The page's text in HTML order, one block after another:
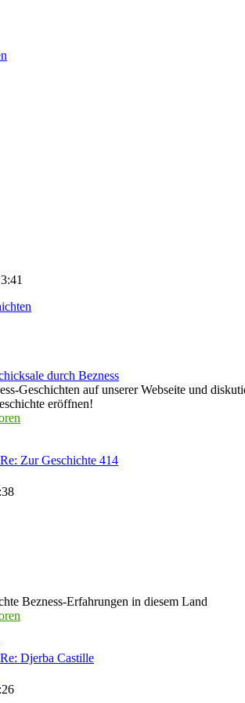
durch Bezness
Geschichten auf unserer Webseite und
eröffnen!
Re: Zur Geschichte 414
Bezness-Erfahrungen in diesem Land
Re: Djerba Castille